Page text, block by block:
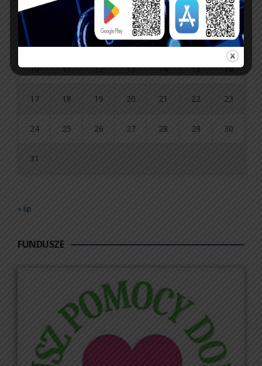
2
5 6 7 8 9
10 11 12 13 14 15 16
17 18 19 20 21 22 23
24 25 26 27 28 29 30
31
« lip
FUNDUSZE